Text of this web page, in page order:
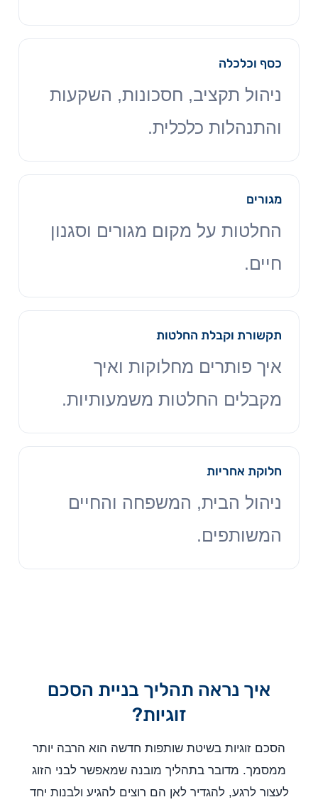
כסף וכלכלה
ניהול תקציב, חסכונות, השקעות
והתנהלות כלכלית.
מגורים
החלטות על מקום מגורים וסגנון
חיים.
תקשורת וקבלת החלטות
איך פותרים מחלוקות ואיך
מקבלים החלטות משמעותיות.
חלוקת אחריות
ניהול הבית, המשפחה והחיים
המשותפים.
איך נראה תהליך בניית הסכם
זוגיות?
הסכם זוגיות בשיטת שותפות חדשה הוא הרבה יותר
ממסמך. מדובר בתהליך מובנה שמאפשר לבני הזוג
לעצור לרגע, להגדיר לאן הם רוצים להגיע ולבנות יחד